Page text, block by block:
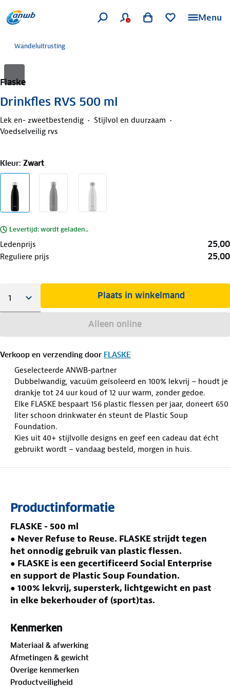
Menu
Wandeluitrusting
Flaske
Drinkfles RVS 500 ml
Lek en- zweetbestendig
Stijlvol en duurzaam
Voedselveilig rvs
Kleur: Zwart
Levertijd: wordt geladen..
Ledenprijs 25,00
Reguliere prijs 25,00
Plaats in winkelmand
Alleen online
Verkoop en verzending door FLASKE
Geselecteerde ANWB-partner
Dubbelwandig, vacuüm geïsoleerd en 100% lekvrij – houdt je
drankje tot 24 uur koud of 12 uur warm, zonder gedoe.
Elke FLASKE bespaart 156 plastic flessen per jaar, doneert 650
liter schoon drinkwater én steunt de Plastic Soup
Foundation.
Kies uit 40+ stijlvolle designs en geef een cadeau dat écht
gebruikt wordt – vandaag besteld, morgen in huis.
Productinformatie
FLASKE - 500 ml
● Never Refuse to Reuse. FLASKE strijdt tegen
het onnodig gebruik van plastic flessen.
● FLASKE is een gecertificeerd Social Enterprise
en support de Plastic Soup Foundation.
● 100% lekvrij, supersterk, lichtgewicht en past
in elke bekerhouder of (sport)tas.
18/8 rvs.
gerecyclede cadeauverpakking.
500 ml pure zaligheid
Waarom kiezen mensen steeds opnieuw voor de
beste herbruikbare waterfles? De FLASKE Original is
Kenmerken
Materiaal & afwerking
Afmetingen & gewicht
Overige kenmerken
Productveiligheid